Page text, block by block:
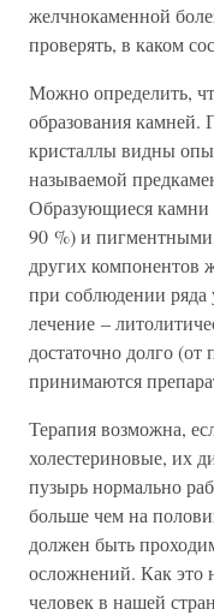
желчнокаменной
проверять, в каком
Можно определить,
образования камней.
кристаллы видны
называемой
Образующиеся камни
90 %) и
других компонентов
при соблюдении ряда
лечение –
достаточно долго (от
принимаются
Терапия возможна,
холестериновые, их
пузырь нормально
больше чем на
должен быть
осложнений. Как это
человек в нашей